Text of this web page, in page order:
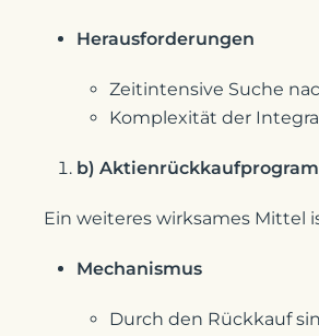
Herausforderungen
Zeitintensive Suche
Komplexität der
b)
Ein weiteres wirksames Mittel
Mechanismus
Durch den Rückkauf